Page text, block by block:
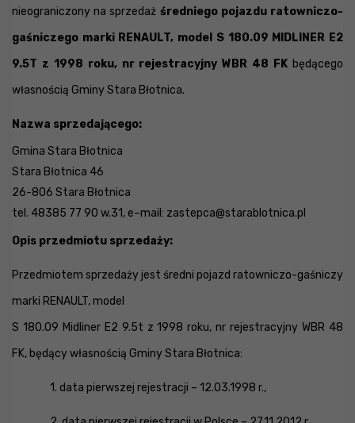
nieograniczony na sprzedaż średniego pojazdu ratowniczo-
gaśniczego marki RENAULT, model S 180.09 MIDLINER E2
9.5T z 1998 roku, nr rejestracyjny WBR 48 FK będącego
własnością Gminy Stara Błotnica.
Nazwa sprzedającego:
Gmina Stara Błotnica
Stara Błotnica 46
26-806 Stara Błotnica
tel. 48385 77 90 w.31, e–mail: zastepca@starablotnica.pl
Opis przedmiotu sprzedaży:
Przedmiotem sprzedaży jest średni pojazd ratowniczo-gaśniczy
marki RENAULT, model
S 180.09 Midliner E2 9.5t z 1998 roku, nr rejestracyjny WBR 48
FK, będący własnością Gminy Stara Błotnica:
1. data pierwszej rejestracji – 12.03.1998 r.,